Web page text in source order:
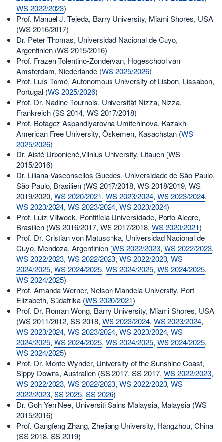
WS 2022/2023)
Prof. Manuel J. Tejeda, Barry University, Miami Shores, USA
(WS 2016/2017)
Dr. Peter Thomas, Universidad Nacional de Cuyo,
Argentinien (WS 2015/2016)
Prof. Frazen Tolentino-Zondervan, Hogeschool van
Amsterdam, Niederlande (WS 2025/2026)
Prof. Luís Tomé, Autonomous University of Lisbon, Lissabon,
Portugal (WS 2025/2026)
Prof. Dr. Nadine Tournois, Universität Nizza, Nizza,
Frankreich (SS 2014, WS 2017/2018)
Prof. Botagoz Aspandiyarovna Umitchinova, Kazakh-
American Free University, Öskemen, Kasachstan (WS
2025/2026)
Dr. Aisté Urboniené,Vilnius University, Litauen (WS
2015/2016)
Dr. Liliana Vasconsellos Guedes, Universidade de São Paulo,
São Paulo, Brasilien (WS 2017/2018, WS 2018/2019, WS
2019/2020, WS 2020/2021, WS 2023/2024, WS 2023/2024,
WS 2023/2024, WS 2023/2024, WS 2023/2024)
Prof. Luiz Villwock, Pontificia Universidade, Porto Alegre,
Brasilien (WS 2016/2017, WS 2017/2018, WS 2020/2021)
Prof. Dr. Cristian von Matuschka, Universidad Nacional de
Cuyo, Mendoza, Argentinien (WS 2022/2023, WS 2022/2023,
WS 2022/2023, WS 2022/2023, WS 2022/2023, WS
2024/2025, WS 2024/2025, WS 2024/2025, WS 2024/2025,
WS 2024/2025)
Prof. Amanda Werner, Nelson Mandela University, Port
Elizabeth, Südafrika (WS 2020/2021)
Prof. Dr. Roman Wong, Barry University, Miami Shores, USA
(WS 2011/2012, SS 2018, WS 2023/2024, WS 2023/2024,
WS 2023/2024, WS 2023/2024, WS 2023/2024, WS
2024/2025, WS 2024/2025, WS 2024/2025, WS 2024/2025,
WS 2024/2025)
Prof. Dr. Monte Wynder, University of the Sunshine Coast,
Sippy Downs, Australien (SS 2017, SS 2017, WS 2022/2023,
WS 2022/2023, WS 2022/2023, WS 2022/2023, WS
2022/2023, SS 2025, SS 2026)
Dr. Goh Yen Nee, Universiti Sains Malaysia, Malaysia (WS
2015/2016)
Prof. Gangfeng Zhang, Zhejiang University, Hangzhou, China
(SS 2018, SS 2019)